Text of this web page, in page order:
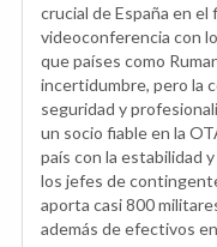
crucial de España en
videoconferencia con
que países como
incertidumbre, pero la
seguridad y
un socio fiable en la
país con la estabilidad
los jefes de
aporta casi 800
además de efectivos